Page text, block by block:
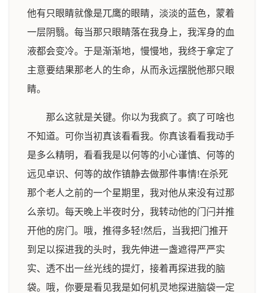
他有只眼睛就像是兀鹰的眼睛，淡淡的蓝色，蒙着
一层阴翳。每当那只眼睛落在我身上，我浑身的血
液都会变冷。于是渐渐地，慢慢地，我终于拿定了
主意要结果那老人的生命，从而永远摆脱他那只眼
睛。
那么这就是关键。你以为我疯了。疯了可啥也
不知道。可你当初真该看看我。你真该看看我动手
是多么精明，看看我是以何等的小心谨慎、何等的
远见卓识、何等的故作镇静去做那件事情!在杀死
那个老人之前的一个星期里，我对他从来没有过那
么亲切。每天晚上半夜时分，我转动他的门闩并推
开他的房门。哦，推得多轻!然后，当我把门推开
到足以探进我的头时，我先伸进一盏遮得严严实
实、透不出一丝光线的提灯，接着再探进我的脑
袋。哦，你要是看见我是如何机灵地探进脑袋一定